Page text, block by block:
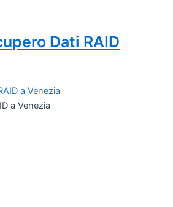
Dati RAID
a Venezia